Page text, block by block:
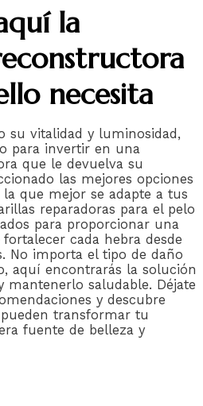
la
necesita
su vitalidad y luminosidad,
para invertir en una
que le devuelva su
las mejores opciones
que mejor se adapte a tus
reparadoras para el pelo
para proporcionar una
cada hebra desde
No importa el tipo de daño
aquí encontrarás la solución
mantenerlo saludable. Déjate
y descubre
transformar tu
fuente de belleza y